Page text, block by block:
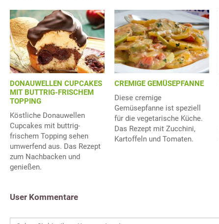
DONAUWELLEN CUPCAKES
MIT BUTTRIG-FRISCHEM
TOPPING
Köstliche Donauwellen
Cupcakes mit buttrig-
frischem Topping sehen
umwerfend aus. Das Rezept
zum Nachbacken und
genießen.
CREMIGE GEMÜSEPFANNE
Diese cremige
Gemüsepfanne ist speziell
für die vegetarische Küche.
Das Rezept mit Zucchini,
Kartoffeln und Tomaten.
User Kommentare